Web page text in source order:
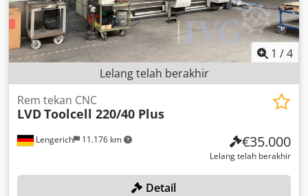
1 /4
Lelang telah berakhir
Lengerich 11.176 km
Rem tekan CNC
LVDToolcell 220/40 Plus
€35.000
Lelang telah berakhir
Detail